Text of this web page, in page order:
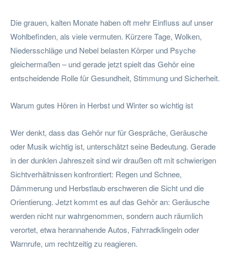
Die grauen, kalten Monate haben oft mehr Einfluss auf unser
Wohlbefinden, als viele vermuten. Kürzere Tage, Wolken,
Niedersschläge und Nebel belasten Körper und Psyche
gleichermaßen – und gerade jetzt spielt das Gehör eine
entscheidende Rolle für Gesundheit, Stimmung und Sicherheit.
Warum gutes Hören in Herbst und Winter so wichtig ist
Wer denkt, dass das Gehör nur für Gespräche, Geräusche
oder Musik wichtig ist, unterschätzt seine Bedeutung. Gerade
in der dunklen Jahreszeit sind wir draußen oft mit schwierigen
Sichtverhältnissen konfrontiert: Regen und Schnee,
Dämmerung und Herbstlaub erschweren die Sicht und die
Orientierung. Jetzt kommt es auf das Gehör an: Geräusche
werden nicht nur wahrgenommen, sondern auch räumlich
verortet, etwa herannahende Autos, Fahrradklingeln oder
Warnrufe, um rechtzeitig zu reagieren.